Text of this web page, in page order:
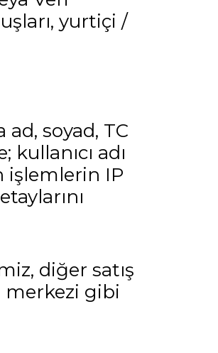
yurtiçi /
soyad, TC
adı
işlemlerin IP
diğer satış
merkezi gibi